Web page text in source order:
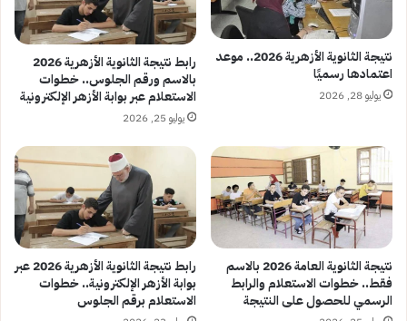
نتيجة الثانوية الأزهرية 2026.. موعد
اعتمادها رسميًا
يوليو 28, 2026
رابط نتيجة الثانوية الأزهرية 2026
بالاسم ورقم الجلوس.. خطوات
الاستعلام عبر بوابة الأزهر الإلكترونية
يوليو 25, 2026
نتيجة الثانوية العامة 2026 بالاسم
فقط.. خطوات الاستعلام والرابط
الرسمي للحصول على النتيجة
رابط نتيجة الثانوية الأزهرية 2026 عبر
بوابة الأزهر الإلكترونية.. خطوات
الاستعلام برقم الجلوس